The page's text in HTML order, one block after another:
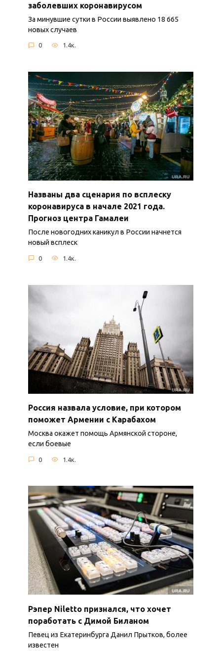
заболевших коронавирусом
За минувшие сутки в России выявлено 18 665
новых случаев
0 1.4к.
Названы два сценария по всплеску
коронавируса в начале 2021 года.
Прогноз центра Гамалеи
После новогодних каникул в России начнется
новый всплеск
0 1.4к.
Россия назвала условие, при котором
поможет Армении с Карабахом
Москва окажет помощь Армянской стороне,
если боевые
0 1.4к.
Рэпер Niletto признался, что хочет
поработать с Димой Биланом
Певец из Екатеринбурга Данил Прытков, более
известен